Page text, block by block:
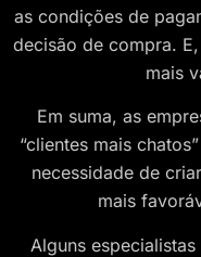
as condições de
decisão de compra.
mais
Em suma, as
“clientes mais
necessidade de
mais
Alguns